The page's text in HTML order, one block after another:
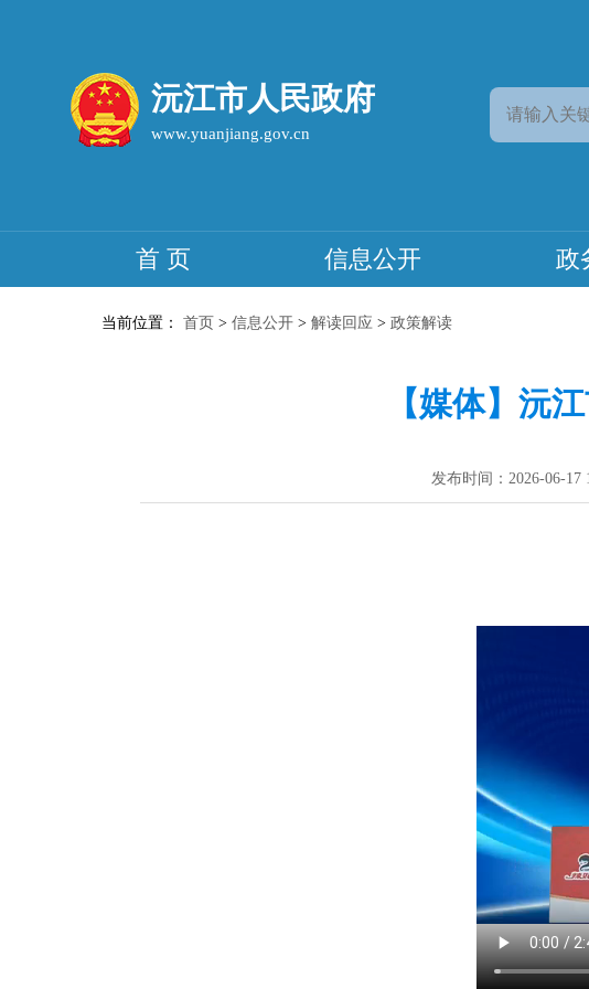
沅江市人民政府
首 页 信息公开 政
当前位置： 首页 > 信息公开 > 解读回应 > 政策解读
【媒体】沅
发布时间：2026-06-17